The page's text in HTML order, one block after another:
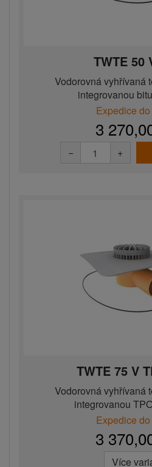
TWTE 50
Vodorovná vyhřívaná
integrovanou
Expedice
3
− +
TWTE 75 V
Vodorovná vyhřívaná
integrovanou
Expedice
3
Více